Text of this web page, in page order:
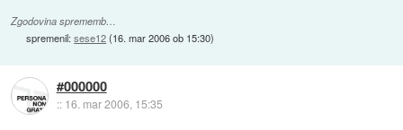
Zgodovina sprememb…
spremenil:sese12(16. mar 2006 ob 15:30)
#000000
:: 16. mar 2006, 15:35